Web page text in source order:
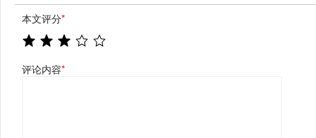
本文评分*
评论内容*